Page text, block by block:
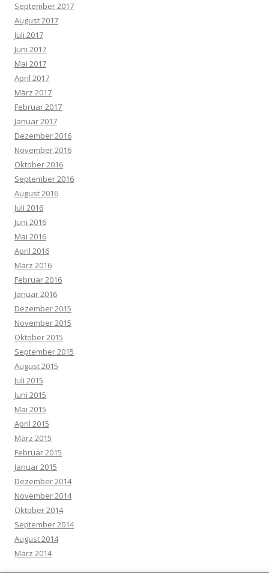
September 2017
August 2017
Juli 2017
Juni 2017
Mai 2017
April 2017
März 2017
Februar 2017
Januar 2017
Dezember 2016
November 2016
Oktober 2016
September 2016
August 2016
Juli 2016
Juni 2016
Mai 2016
April 2016
März 2016
Februar 2016
Januar 2016
Dezember 2015
November 2015
Oktober 2015
September 2015
August 2015
Juli 2015
Juni 2015
Mai 2015
April 2015
März 2015
Februar 2015
Januar 2015
Dezember 2014
November 2014
Oktober 2014
September 2014
August 2014
März 2014